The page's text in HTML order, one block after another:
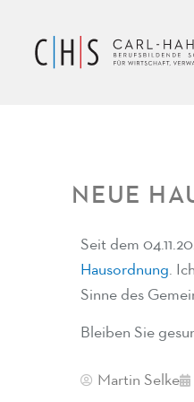
NEUE
Seit dem
Hausordnung.
Sinne des
Bleiben Sie
Martin Selke